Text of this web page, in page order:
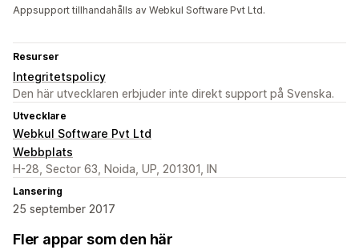
Appsupport tillhandahålls av Webkul Software Pvt Ltd.
Resurser
Integritetspolicy
Den här utvecklaren erbjuder inte direkt support på Svenska.
Utvecklare
Webkul Software Pvt Ltd
Webbplats
H-28, Sector 63, Noida, UP, 201301, IN
Lansering
25 september 2017
Fler appar som den här